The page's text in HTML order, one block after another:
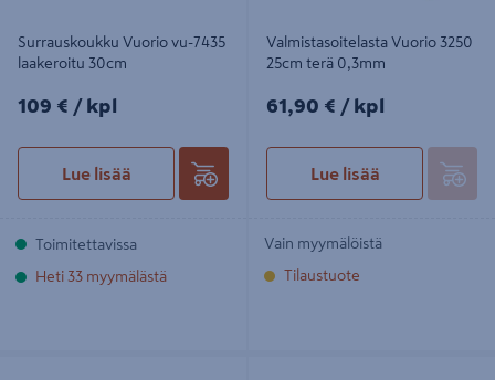
Surrauskoukku Vuorio vu-7435
laakeroitu 30cm
109€/kpl
109 € / kpl
Lue lisää
Toimitettavissa
Heti 33 myymälästä
Valmistasoitelasta Vuorio 3250
25cm terä 0,3mm
61,90€/kpl
61,90 € / kpl
Lue lisää
Vain myymälöistä
Tilaustuote